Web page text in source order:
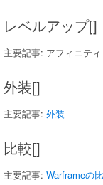
レベルアップ[]
主要記事: アフィニティ
外装[]
主要記事: 外装
比較[]
主要記事: Warframeの